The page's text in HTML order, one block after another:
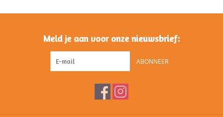
Meld je aan voor onze nieuwsbrief:
ABONNEER